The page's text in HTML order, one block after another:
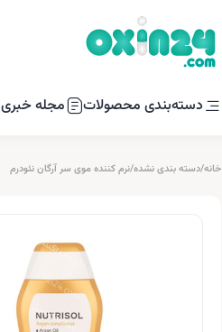
دسته‌بندی محصولات مجله خبری
خانه/دسته بندی نشده/نرم کننده موی سر آرگان نئودرم